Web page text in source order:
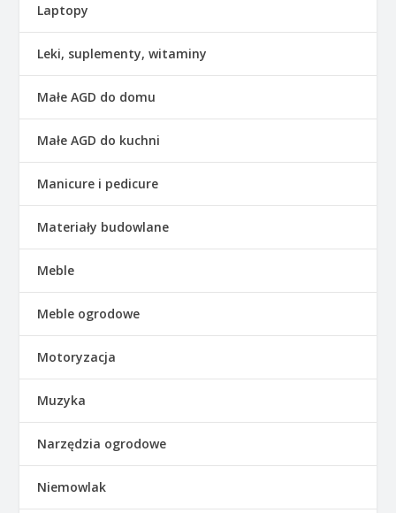
Laptopy
Leki, suplementy, witaminy
Małe AGD do domu
Małe AGD do kuchni
Manicure i pedicure
Materiały budowlane
Meble
Meble ogrodowe
Motoryzacja
Muzyka
Narzędzia ogrodowe
Niemowlak